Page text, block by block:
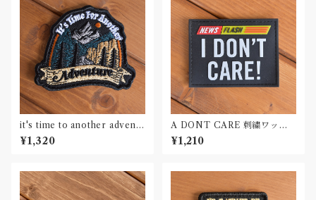
it's time to another adventu
re 刺繍ワッペン Patch
¥1,320
A DONT CARE 刺繍ワッペ
ン Patch
¥1,210